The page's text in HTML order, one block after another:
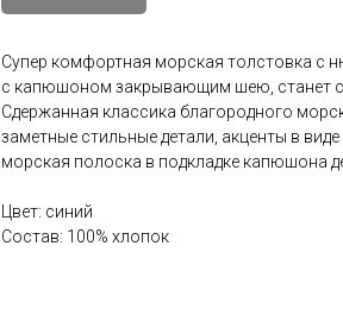
Супер комфортная морская толстовка с
с капюшоном закрывающим шею, станет
Сдержанная классика благородного
заметные стильные детали, акценты в
морская полоска в подкладке капюшона
Цвет: синий
Состав: 100% хлопок